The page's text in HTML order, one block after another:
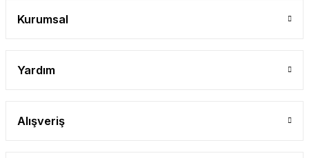
Kurumsal
Yardım
Alışveriş